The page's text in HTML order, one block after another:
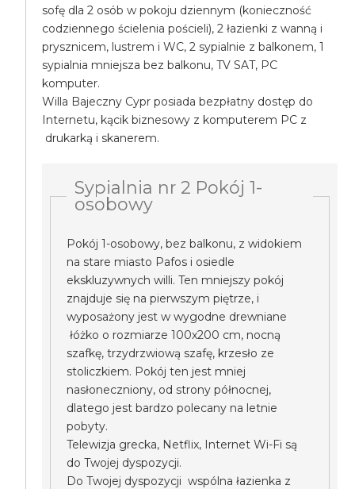
sofę dla 2 osób w pokoju dziennym (konieczność
codziennego ścielenia pościeli), 2 łazienki z wanną i
prysznicem, lustrem i WC, 2 sypialnie z balkonem, 1
sypialnia mniejsza bez balkonu, TV SAT, PC
komputer.
Willa Bajeczny Cypr posiada bezpłatny dostęp do
Internetu, kącik biznesowy z komputerem PC z
drukarką i skanerem.
Sypialnia nr 2 Pokój 1-
osobowy
Pokój 1-osobowy, bez balkonu, z widokiem
na stare miasto Pafos i osiedle
ekskluzywnych willi. Ten mniejszy pokój
znajduje się na pierwszym piętrze, i
wyposażony jest w wygodne drewniane
łóżko o rozmiarze 100x200 cm, nocną
szafkę, trzydrzwiową szafę, krzesło ze
stoliczkiem. Pokój ten jest mniej
nasłoneczniony, od strony północnej,
dlatego jest bardzo polecany na letnie
pobyty.
Telewizja grecka, Netflix, Internet Wi-Fi są
do Twojej dyspozycji.
Do Twojej dyspozycji wspólna łazienka z